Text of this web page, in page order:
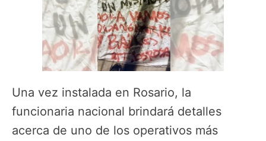
Una vez instalada en Rosario, la
funcionaria nacional brindará detalles
acerca de uno de los operativos más